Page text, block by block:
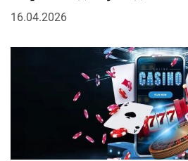
16.04.2026